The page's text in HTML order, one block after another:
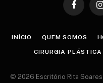
Facebook
INÍCIO QUEM SOMOS
CIRURGIA PLÁSTICA
© 2026 Escritório Rita